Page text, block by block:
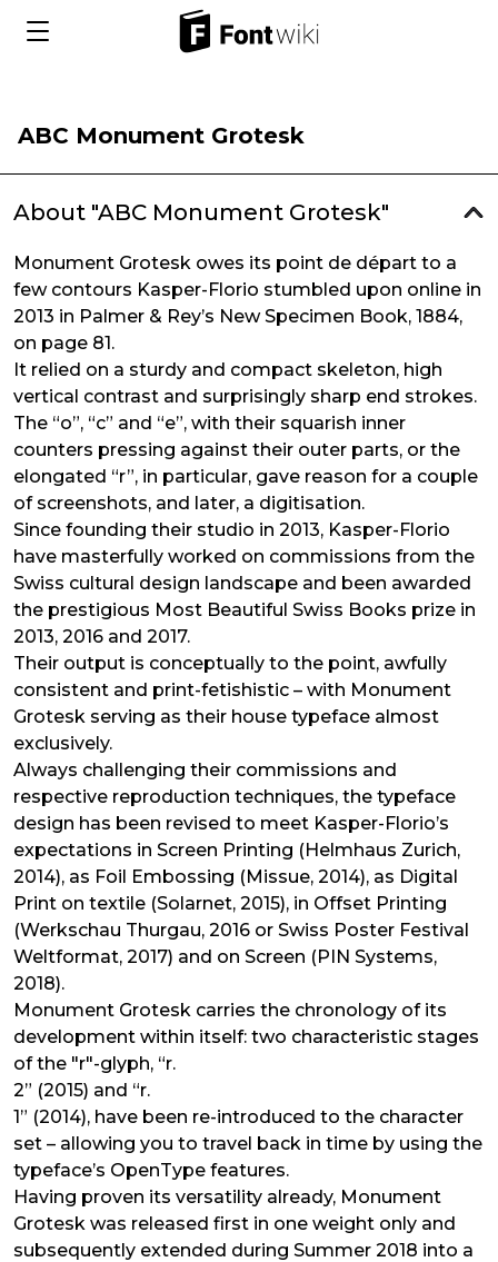
ABC Monument Grotesk
About "ABC Monument Grotesk"
Monument Grotesk owes its point de départ to a
few contours Kasper-Florio stumbled upon online in
2013 in Palmer & Rey’s New Specimen Book, 1884,
on page 81.
It relied on a sturdy and compact skeleton, high
vertical contrast and surprisingly sharp end strokes.
The “o”, “c” and “e”, with their squarish inner
counters pressing against their outer parts, or the
elongated “r”, in particular, gave reason for a couple
of screenshots, and later, a digitisation.
Since founding their studio in 2013, Kasper-Florio
have masterfully worked on commissions from the
Swiss cultural design landscape and been awarded
the prestigious Most Beautiful Swiss Books prize in
2013, 2016 and 2017.
Their output is conceptually to the point, awfully
consistent and print-fetishistic – with Monument
Grotesk serving as their house typeface almost
exclusively.
Always challenging their commissions and
respective reproduction techniques, the typeface
design has been revised to meet Kasper-Florio’s
expectations in Screen Printing (Helmhaus Zurich,
2014), as Foil Embossing (Missue, 2014), as Digital
Print on textile (Solarnet, 2015), in Offset Printing
(Werkschau Thurgau, 2016 or Swiss Poster Festival
Weltformat, 2017) and on Screen (PIN Systems,
2018).
Monument Grotesk carries the chronology of its
development within itself: two characteristic stages
of the "r"-glyph, “r.
2” (2015) and “r.
1” (2014), have been re-introduced to the character
set – allowing you to travel back in time by using the
typeface’s OpenType features.
Having proven its versatility already, Monument
Grotesk was released first in one weight only and
subsequently extended during Summer 2018 into a